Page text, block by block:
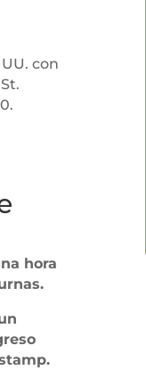
con
hora